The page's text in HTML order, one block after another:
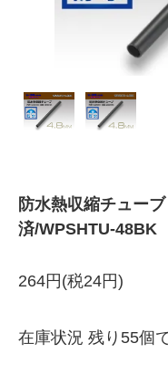
防水熱収縮チュー
済/WPSHTU-48BK
264円(税24円)
在庫状況 残り55個